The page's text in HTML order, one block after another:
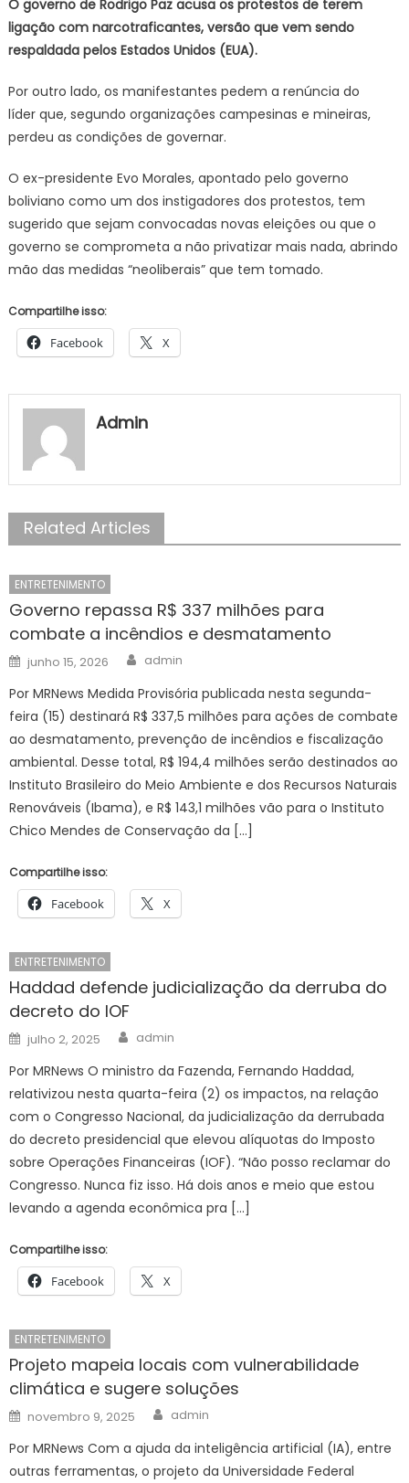
O governo de Rodrigo Paz acusa os protestos de terem
ligação com narcotraficantes, versão que vem sendo
respaldada pelos Estados Unidos (EUA).
Por outro lado, os manifestantes pedem a renúncia do
líder que, segundo organizações campesinas e mineiras,
perdeu as condições de governar.
O ex-presidente Evo Morales, apontado pelo governo
boliviano como um dos instigadores dos protestos, tem
sugerido que sejam convocadas novas eleições ou que o
governo se comprometa a não privatizar mais nada, abrindo
mão das medidas “neoliberais” que tem tomado.
Compartilhe isso:
Facebook X
Admin
Related Articles
ENTRETENIMENTO
Governo repassa R$ 337 milhões para
combate a incêndios e desmatamento
Posted
on
junho 15, 2026 Author
admin
Por MRNews Medida Provisória publicada nesta segunda-
feira (15) destinará R$ 337,5 milhões para ações de combate
ao desmatamento, prevenção de incêndios e fiscalização
ambiental. Desse total, R$ 194,4 milhões serão destinados ao
Instituto Brasileiro do Meio Ambiente e dos Recursos Naturais
Renováveis (Ibama), e R$ 143,1 milhões vão para o Instituto
Chico Mendes de Conservação da […]
Compartilhe isso:
Facebook X
ENTRETENIMENTO
Haddad defende judicialização da derruba do
decreto do IOF
Posted
on
julho 2, 2025 Author
admin
Por MRNews O ministro da Fazenda, Fernando Haddad,
relativizou nesta quarta-feira (2) os impactos, na relação
com o Congresso Nacional, da judicialização da derrubada
do decreto presidencial que elevou alíquotas do Imposto
sobre Operações Financeiras (IOF). “Não posso reclamar do
Congresso. Nunca fiz isso. Há dois anos e meio que estou
levando a agenda econômica pra […]
Compartilhe isso:
Facebook X
ENTRETENIMENTO
Projeto mapeia locais com vulnerabilidade
climática e sugere soluções
Posted
on
novembro 9, 2025 Author
admin
Por MRNews Com a ajuda da inteligência artificial (IA), entre
outras ferramentas, o projeto da Universidade Federal